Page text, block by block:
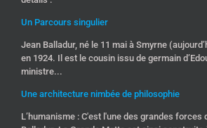
Un Parcours singulier
Jean Balladur, né le 11 mai à Smyrne
en 1924. Il est le cousin issu de germain
ministre...
Une architecture nimbée de philosophie
L’humanisme : C'est l'une des grandes forces